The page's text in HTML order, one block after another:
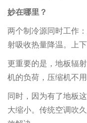
妙在哪里？
两个制冷源同时工作
射吸收热量降温。上
更重要的是，地板辐
机的负荷，压缩机不
同时，因为有了地板
大缩小。传统空调吹